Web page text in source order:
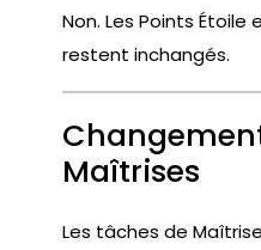
Non. Les Points Étoile
restent inchangés.
Maîtrises
Les tâches de